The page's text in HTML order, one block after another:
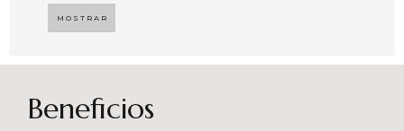
desarrollar el compromiso y motivación en el
capital humano en ambientes de trabajo más
sostenibles en el tiempo. Brindando soporte
especializado en proyectos integrales que
MOSTRAR
Beneficios